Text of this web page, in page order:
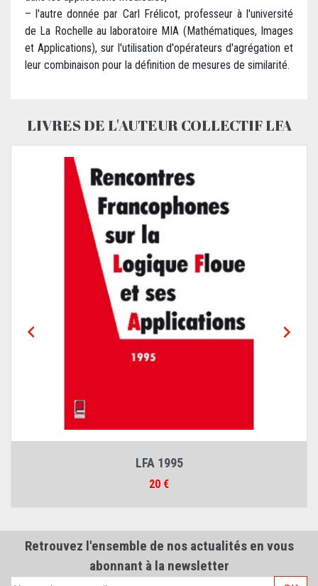
– l'autre donnée par Carl Frélicot, professeur à l'université
de La Rochelle au laboratoire MIA (Mathématiques, Images
et Applications), sur l'utilisation d'opérateurs d'agrégation et
leur combinaison pour la définition de mesures de similarité.
LIVRES DE L'AUTEUR COLLECTIF LFA
 
Retrouvez l'ensemble de nos actualités en vous
abonnant à la newsletter